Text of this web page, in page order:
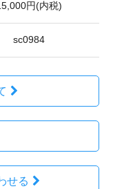
円(内税)
sc0984
せる